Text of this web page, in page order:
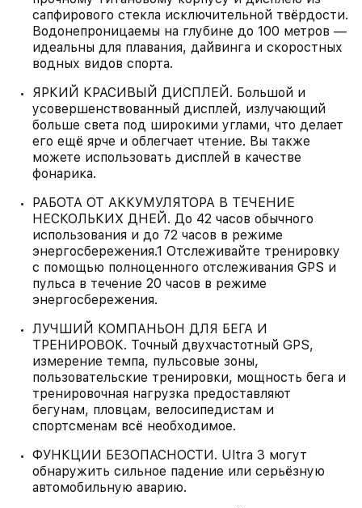
сапфирового стекла исключительной твёрдости.
Водонепроницаемы на глубине до 100 метров —
идеальны для плавания, дайвинга и скоростных
водных видов спорта.
ЯРКИЙ КРАСИВЫЙ ДИСПЛЕЙ. Большой и
усовершенствованный дисплей, излучающий
больше света под широкими углами, что делает
его ещё ярче и облегчает чтение. Вы также
можете использовать дисплей в качестве
фонарика.
РАБОТА ОТ АККУМУЛЯТОРА В ТЕЧЕНИЕ
НЕСКОЛЬКИХ ДНЕЙ. До 42 часов обычного
использования и до 72 часов в режиме
энергосбережения.1 Отслеживайте тренировку
с помощью полноценного отслеживания GPS и
пульса в течение 20 часов в режиме
энергосбережения.
ЛУЧШИЙ КОМПАНЬОН ДЛЯ БЕГА И
ТРЕНИРОВОК. Точный двухчастотный GPS,
измерение темпа, пульсовые зоны,
пользовательские тренировки, мощность бега и
тренировочная нагрузка предоставляют
бегунам, пловцам, велосипедистам и
спортсменам всё необходимое.
ФУНКЦИИ БЕЗОПАСНОСТИ. Ultra 3 могут
обнаружить сильное падение или серьёзную
автомобильную аварию.